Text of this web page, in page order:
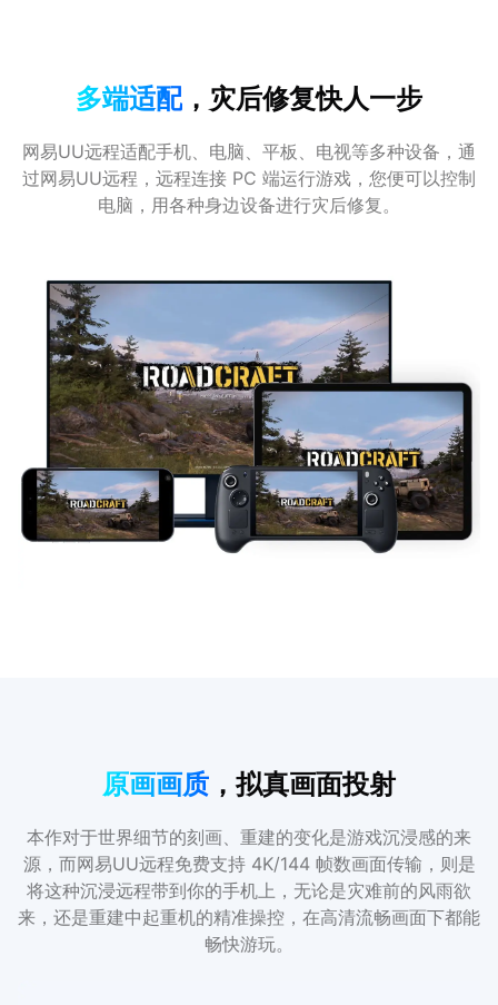
多端适配 ，灾后修复快人一步
网易UU远程适配手机、电脑、平板、电视等多种设备，通
过网易UU远程，远程连接 PC 端运行游戏，您便可以控制
电脑，用各种身边设备进行灾后修复。
原画画质 ，拟真画面投射
本作对于世界细节的刻画、重建的变化是游戏沉浸感的来
源，而网易UU远程免费支持 4K/144 帧数画面传输，则是
将这种沉浸远程带到你的手机上，无论是灾难前的风雨欲
来，还是重建中起重机的精准操控，在高清流畅画面下都能
畅快游玩。